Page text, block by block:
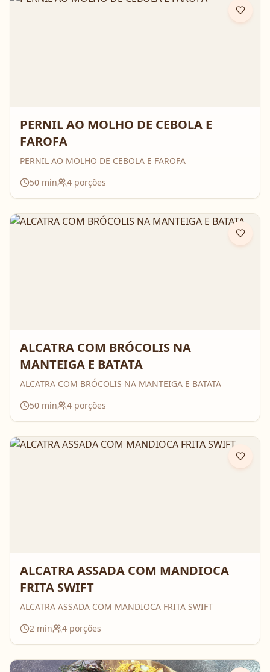
PERNIL AO MOLHO DE CEBOLA E
FAROFA
PERNIL AO MOLHO DE CEBOLA E FAROFA
50 min 4 porções
ALCATRA COM BRÓCOLIS NA
MANTEIGA E BATATA
ALCATRA COM BRÓCOLIS NA MANTEIGA E BATATA
50 min 4 porções
ALCATRA ASSADA COM MANDIOCA
FRITA SWIFT
ALCATRA ASSADA COM MANDIOCA FRITA SWIFT
2 min 4 porções